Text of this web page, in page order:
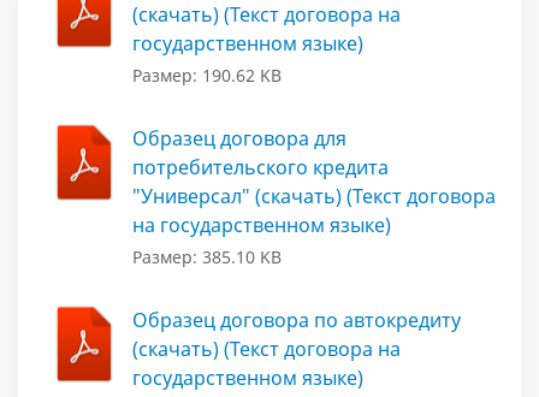
(скачать) (Текст договора на
государственном языке)
Размер: 190.62 KB
Образец договора для
потребительского кредита
"Универсал" (скачать) (Текст договора
на государственном языке)
Размер: 385.10 KB
Образец договора по автокредиту
(скачать) (Текст договора на
государственном языке)